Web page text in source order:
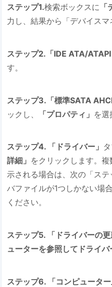
ステップ1.検索ボックスに
力し、結果から「デバイスマ
ステップ2.「IDE ATA/ATAPI
す。
ステップ3.「標準SATA
ックし、
「プロパティ」 を選
ステップ4. 「ドライバー」
詳細」 をクリックします。
示される場合は、次の「ス
バファイルが1つしかない場
ください。
ステップ5. 「ドライバーの更
ューターを参照してドライバ
ステップ6. 「コンピュータ